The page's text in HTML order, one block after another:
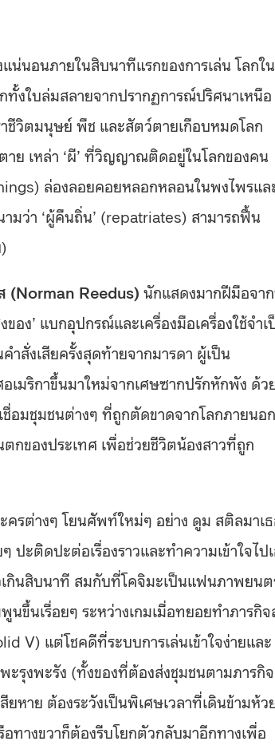
น่นอนภายในสิบนาทีแรกของการเล่น โลกใน
งใบล่มสลายจากปรากฏการณ์ปริศนาเหนือ
ชีวิตมนุษย์ พืช และสัตว์ตายเกือบหมดโลก
ย เหล่า ‘ผี’ ที่วิญญาณติดอยู่ในโลกของคน
ล่องลอยคอยหลอกหลอนในพงไพรแล
มว่า ‘ผู้คืนถิ่น’ (repatriates) สามารถฟื้น
(Norman Reedus) นักแสดงมากฝีมือจา
ง’ แบกอุปกรณ์และเครื่องมือเครื่องใช้จำเ
สั่งเสียครั้งสุดท้ายจากมารดา ผู้เป็น
เมริกาขึ้นมาใหม่จากเศษซากปรักหักพัง ด้ว
ชื่อมชุมชนต่างๆ ที่ถูกตัดขาดจากโลกภายนอก
กของประเทศ เพื่อช่วยชีวิตน้องสาวที่ถูก
ครต่างๆ โยนศัพท์ใหม่ๆ อย่าง ดูม สติลมาเ
ปะติดปะต่อเรื่องราวและทำความเข้าใจไป
กินสิบนาที สมกับที่โคจิมะเป็นแฟนภาพยน
ขึ้นเรื่อยๆ ระหว่างเกมเมื่อทยอยทำภารกิจ
V) แต่โชคดีที่ระบบการเล่นเข้าใจง่ายและ
พะรุงพะรัง (ทั้งของที่ต้องส่งชุมชนตามภารกิจ
าย ต้องระวังเป็นพิเศษเวลาที่เดินข้ามห้ว
ทางขวาก็ต้องรีบโยกตัวกลับมาอีกทางเพื่อ